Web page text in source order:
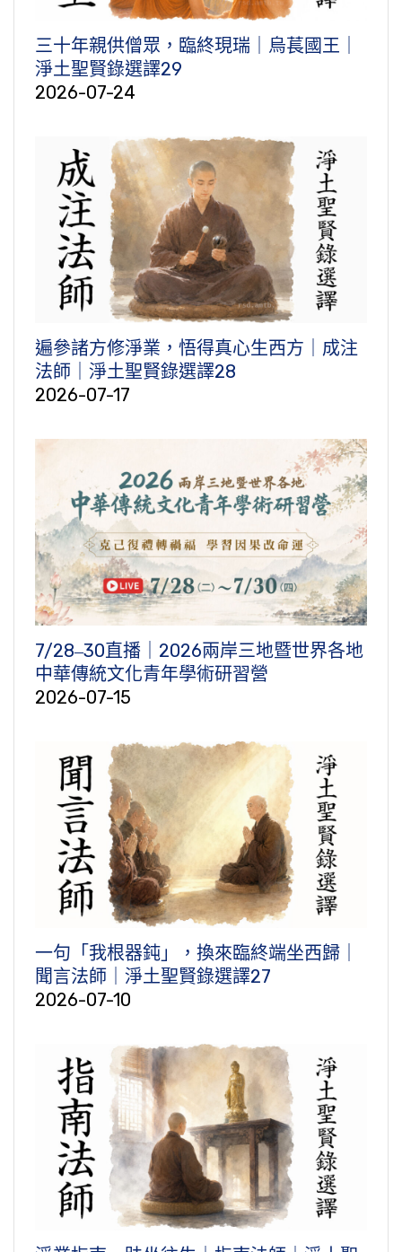
三十年親供僧眾，臨終現瑞｜烏萇國王｜
淨土聖賢錄選譯29
2026-07-24
遍參諸方修淨業，悟得真心生西方｜成注
法師｜淨土聖賢錄選譯28
2026-07-17
7/28‒30直播｜2026兩岸三地暨世界各地
中華傳統文化青年學術研習營
2026-07-15
一句「我根器鈍」，換來臨終端坐西歸｜
聞言法師｜淨土聖賢錄選譯27
2026-07-10